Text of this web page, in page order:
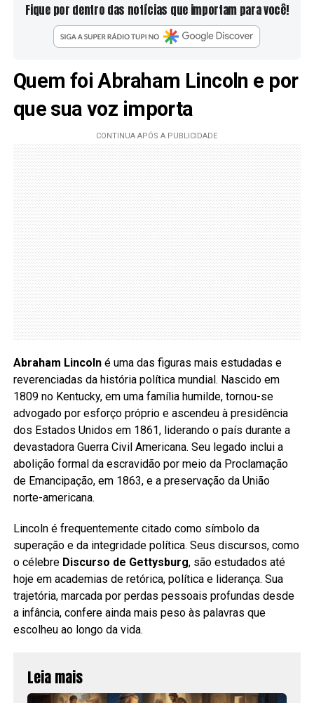
Fique por dentro das notícias que importam para você!
Quem foi Abraham Lincoln e por
que sua voz importa
Abraham Lincolné uma das figuras mais estudadas e
reverenciadas da história política mundial. Nascido em
1809 no Kentucky, em uma família humilde, tornou-se
advogado por esforço próprio e ascendeu à presidência
dos Estados Unidos em 1861, liderando o país durante a
devastadora Guerra Civil Americana. Seu legado inclui a
abolição formal da escravidão por meio da Proclamação
de Emancipação, em 1863, e a preservação da União
norte-americana.
Lincoln é frequentemente citado como símbolo da
superação e da integridade política. Seus discursos, como
o célebre Discurso de Gettysburg, são estudados até
hoje em academias de retórica, política e liderança. Sua
trajetória, marcada por perdas pessoais profundas desde
a infância, confere ainda mais peso às palavras que
escolheu ao longo da vida.
Leia mais